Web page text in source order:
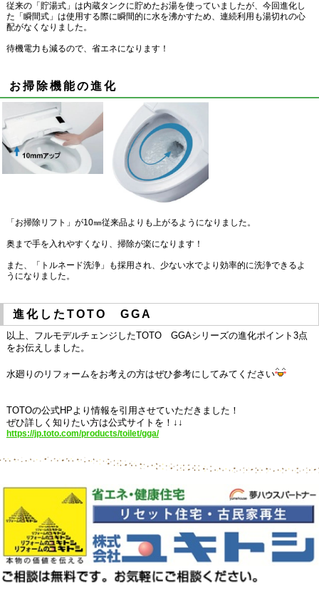
従来の「貯湯式」は内蔵タンクに貯めたお湯を使っていましたが、今回進化し
た「瞬間式」は使用する際に瞬間的に水を沸かすため、連続利用も湯切れの心
配がなくなりました。
待機電力も減るので、省エネになります！
お掃除機能の進化
「お掃除リフト」が10㎜従来品よりも上がるようになりました。
奥まで手を入れやすくなり、掃除が楽になります！
また、「トルネード洗浄」も採用され、少ない水でより効率的に洗浄できるよ
うになりました。
進化したTOTO GGA
以上、フルモデルチェンジしたTOTO GGAシリーズの進化ポイント3点
をお伝えしました。
水廻りのリフォームをお考えの方はぜひ参考にしてみてください
TOTOの公式HPより情報を引用させていただきました！
ぜひ詳しく知りたい方は公式サイトを！↓↓
https://jp.toto.com/products/toilet/gga/